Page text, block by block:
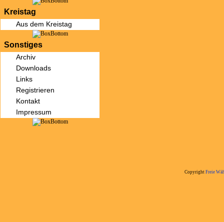
Kreistag
Aus dem Kreistag
Sonstiges
Archiv
Downloads
Links
Registrieren
Kontakt
Impressum
Copyright Freie